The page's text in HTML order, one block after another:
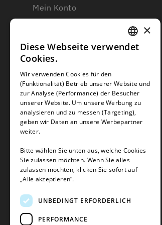
Länge der Begrenzungsdraht
Mein Konto
Kontakt
Über uns
Wissensbasis
Beratung zum Begrenzungsdraht
Blogs
GERMAN
GERMAN
×
Diese Webseite verwendet
Cookies.
Wir verwenden Cookies für den
(Funktionalität) Betrieb unserer Website und
zur Analyse (Performance) der Besucher
unserer Website. Um unsere Werbung zu
analysieren und zu messen (Targeting),
geben wir Daten an unsere Werbepartner
weiter.
Bitte wählen Sie unten aus, welche Cookies
Sie zulassen möchten. Wenn Sie alles
zulassen möchten, klicken Sie sofort auf
„Alle akzeptieren“.
UNBEDINGT ERFORDERLICH
PERFORMANCE